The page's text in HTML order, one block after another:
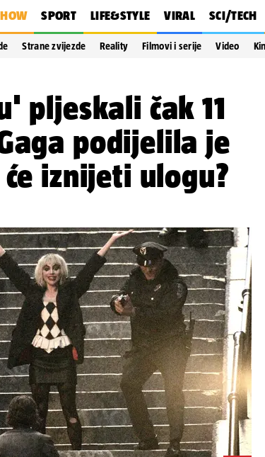
SPORT LIFE&STYLE VIRAL SCI/TECH
Strane zvijezde Reality Filmovi i serije Video
pljeskali čak 11
podijelila je
iznijeti ulogu?